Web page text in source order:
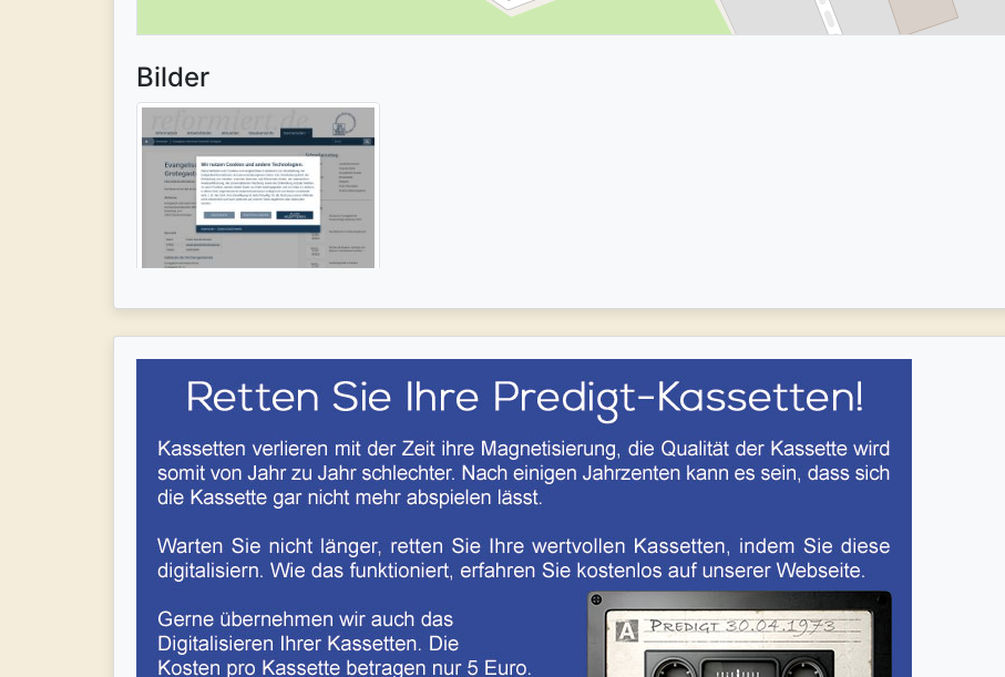
Bilder